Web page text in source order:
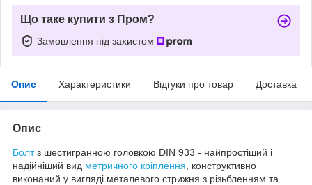
Що таке купити з Пром?
Замовлення під захистом
Опис Характеристики Відгуки про товар Доставка
Опис
Болтз шестигранною головкою DIN 933 - найпростіший і
надійніший вид метричного кріплення , конструктивно
виконаний у вигляді металевого стрижня з різьбленням та